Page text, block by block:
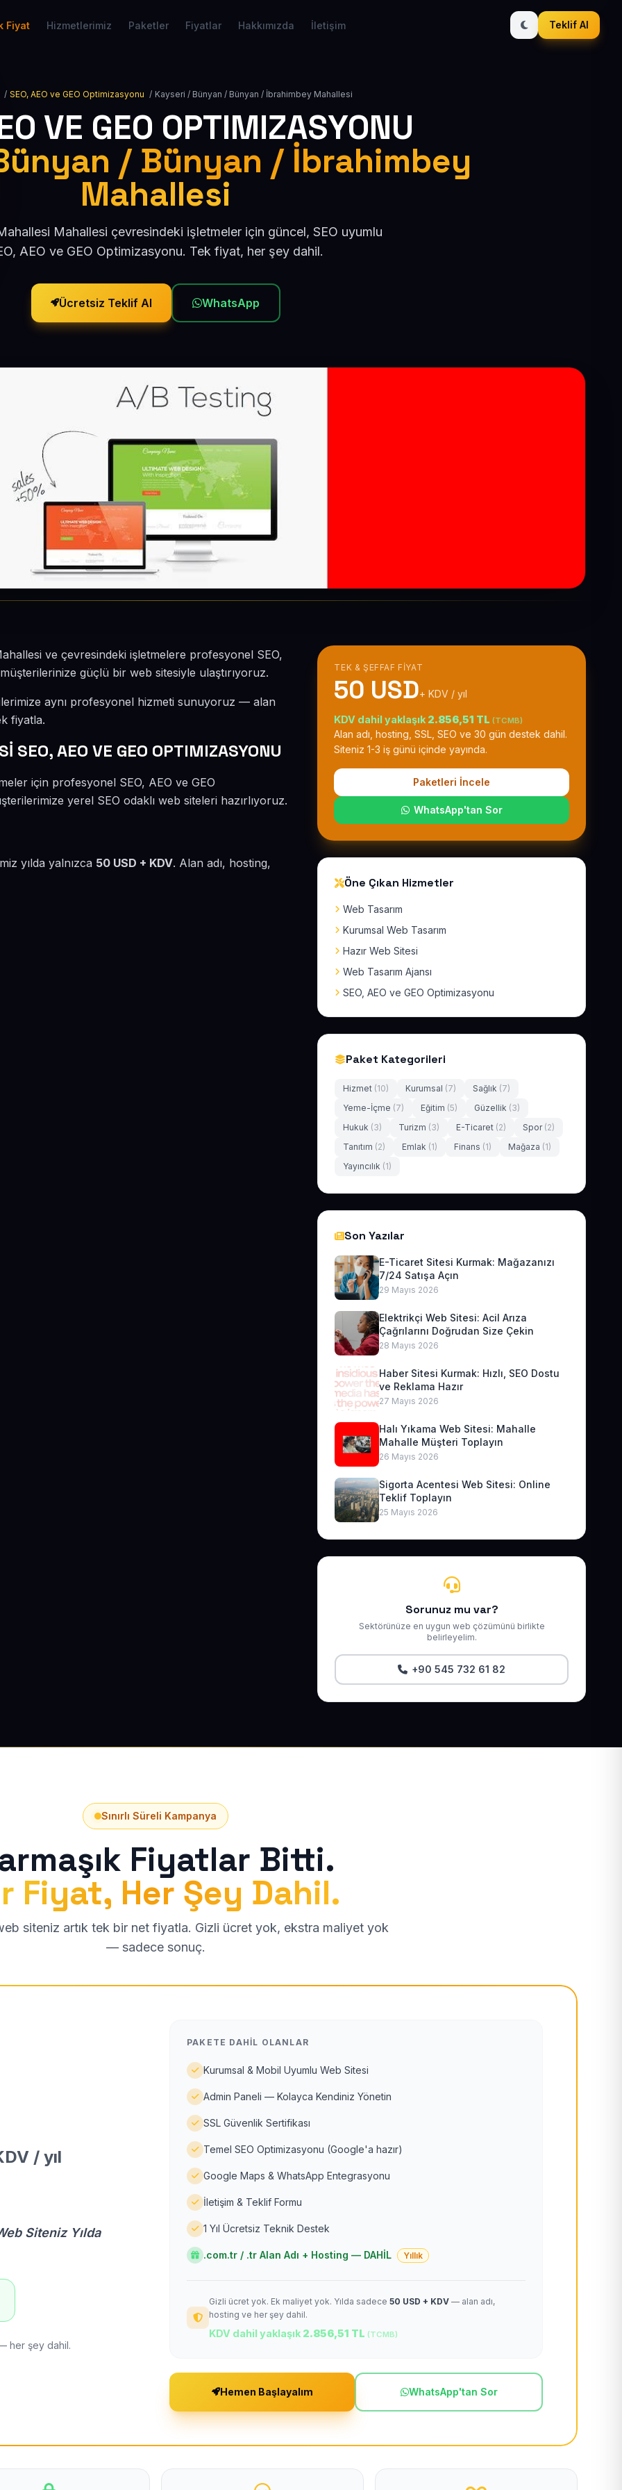
Fiyat Hizmetlerimiz Paketler Fiyatlar Hakkımızda İletişim Teklif Al
/ SEO, AEO ve GEO Optimizasyonu / Kayseri / Bünyan / Bünyan / İbrahimbey Mahallesi
VE GEO OPTIMIZASYONU
/ Bünyan / İbrahimbey
Mahallesi
Mahallesi çevresindeki işletmeler için güncel, SEO uyumlu
AEO ve GEO Optimizasyonu. Tek fiyat, her şey dahil.
Ücretsiz Teklif Al WhatsApp
ve çevresindeki işletmelere profesyonel SEO,
güçlü bir web sitesiyle ulaştırıyoruz.
aynı profesyonel hizmeti sunuyoruz — alan
fiyatla.
AEO VE GEO OPTIMIZASYONU
için profesyonel SEO, AEO ve GEO
yerel SEO odaklı web siteleri hazırlıyoruz.
yılda yalnızca 50 USD + KDV. Alan adı, hosting,
TEK & ŞEFFAF FIYAT
50 USD+ KDV / yıl
KDV dahil yaklaşık 2.856,51 TL (TCMB)
Alan adı, hosting, SSL, SEO ve 30 gün destek dahil.
Siteniz 1-3 iş günü içinde yayında.
Paketleri İncele
WhatsApp'tan Sor
Öne Çıkan Hizmetler
Web Tasarım
Kurumsal Web Tasarım
Hazır Web Sitesi
Web Tasarım Ajansı
SEO, AEO ve GEO Optimizasyonu
Paket Kategorileri
Hizmet (10) Kurumsal (7) Sağlık (7)
Yeme-İçme (7) Eğitim (5) Güzellik (3)
Hukuk (3) Turizm (3) E-Ticaret (2) Spor (2)
Tanıtım (2) Emlak (1) Finans (1) Mağaza (1)
Yayıncılık (1)
Son Yazılar
E-Ticaret Sitesi Kurmak: Mağazanızı
7/24 Satışa Açın
29 Mayıs 2026
Elektrikçi Web Sitesi: Acil Arıza
Çağrılarını Doğrudan Size Çekin
28 Mayıs 2026
Haber Sitesi Kurmak: Hızlı, SEO Dostu
ve Reklama Hazır
27 Mayıs 2026
Halı Yıkama Web Sitesi: Mahalle
Mahalle Müşteri Toplayın
26 Mayıs 2026
Sigorta Acentesi Web Sitesi: Online
Teklif Toplayın
25 Mayıs 2026
Sorunuz mu var?
Sektörünüze en uygun web çözümünü birlikte
belirleyelim.
+90 545 732 61 82
Sınırlı Süreli Kampanya
Fiyatlar Bitti.
Fiyat, Her Şey Dahil.
siteniz artık tek bir net fiyatla. Gizli ücret yok, ekstra maliyet yok
— sadece sonuç.
/ yıl
Siteniz Yılda
her şey dahil.
PAKETE DAHIL OLANLAR
Kurumsal & Mobil Uyumlu Web Sitesi
Admin Paneli — Kolayca Kendiniz Yönetin
SSL Güvenlik Sertifikası
Temel SEO Optimizasyonu (Google'a hazır)
Google Maps & WhatsApp Entegrasyonu
İletişim & Teklif Formu
1 Yıl Ücretsiz Teknik Destek
.com.tr / .tr Alan Adı + Hosting — DAHİL Yıllık
Gizli ücret yok. Ek maliyet yok. Yılda sadece 50 USD + KDV — alan adı,
hosting ve her şey dahil.
KDV dahil yaklaşık 2.856,51 TL (TCMB)
Hemen Başlayalım WhatsApp'tan Sor